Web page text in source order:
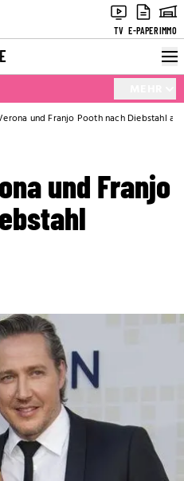
TV E-PAPERIMMO
und Franjo Pooth nach Diebstahl
und Franjo